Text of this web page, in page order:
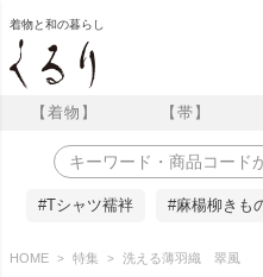
着物と和の暮らし
【着物】 【帯】
#Tシャツ襦袢 #麻楊柳きも
HOME 特集 洗える薄羽織 翠風